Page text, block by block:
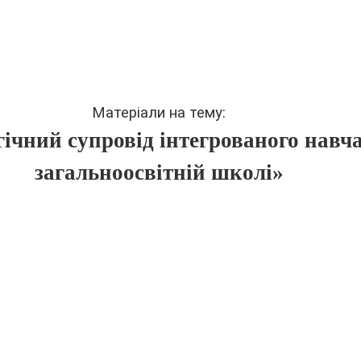
Матеріали на тему:
супровід інтегрованого
загальноосвітній школі»